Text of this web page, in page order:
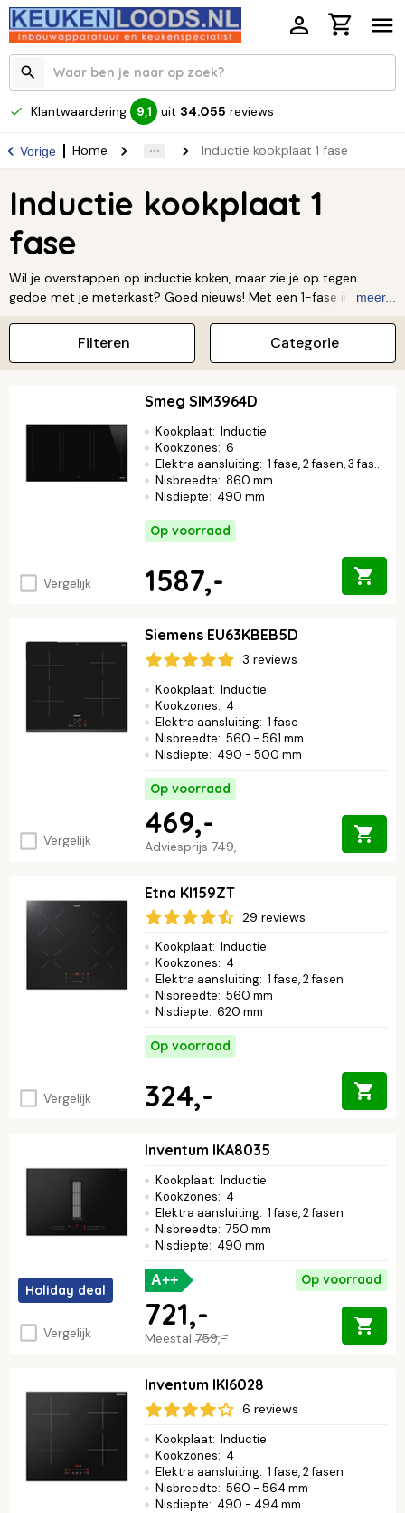
Klantwaardering 9,1 uit 34.055 reviews
Vorige Home Inductie kookplaat 1 fase
Inductie kookplaat 1
fase
Wil je overstappen op inductie koken, maar zie je op tegen
gedoe met je meterkast? Goed nieuws! Met een 1-fase inductie
zijn speciaal gemaakt voor een standaard stopcontact. Dat
betekent: stekker erin en je kunt meteen aan de slag! Zo geniet je
direct van alle voordelen van inductie: het is snel, veilig en
supermakkelijk in gebruik. Zelfs zonder speciale 2- of 3-
fasenaansluiting. Klaar om slimmer te koken? Bekijk de ‘plug &
play’ modellen van topmerken en ontdek hoe eenvoudig het is.
meer...
Categorie
Filteren
Vergelijk
Smeg SIM3964D
Kookplaat: Inductie
Kookzones: 6
Elektra aansluiting: 1 fase, 2 fasen, 3 fasen
Nisbreedte: 860 mm
Nisdiepte: 490 mm
Op voorraad
1587,-
Vergelijk
Siemens EU63KBEB5D
3 reviews
Kookplaat: Inductie
Kookzones: 4
Elektra aansluiting: 1 fase
Nisbreedte: 560 - 561 mm
Nisdiepte: 490 - 500 mm
Op voorraad
Adviesprijs 749,-
469,-
Vergelijk
Etna KI159ZT
29 reviews
Kookplaat: Inductie
Kookzones: 4
Elektra aansluiting: 1 fase, 2 fasen
Nisbreedte: 560 mm
Nisdiepte: 620 mm
Op voorraad
324,-
Holiday deal
Vergelijk
Inventum IKA8035
Kookplaat: Inductie
Kookzones: 4
Elektra aansluiting: 1 fase, 2 fasen
Nisbreedte: 750 mm
Nisdiepte: 490 mm
A++ Op voorraad
Meestal 759,-
721,-
Inventum IKI6028
6 reviews
Kookplaat: Inductie
Kookzones: 4
Elektra aansluiting: 1 fase, 2 fasen
Nisbreedte: 560 - 564 mm
Nisdiepte: 490 - 494 mm